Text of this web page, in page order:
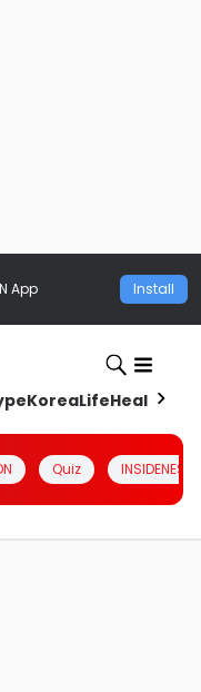
App Install
KoreaLifeHealth
Quiz INSIDENESIA